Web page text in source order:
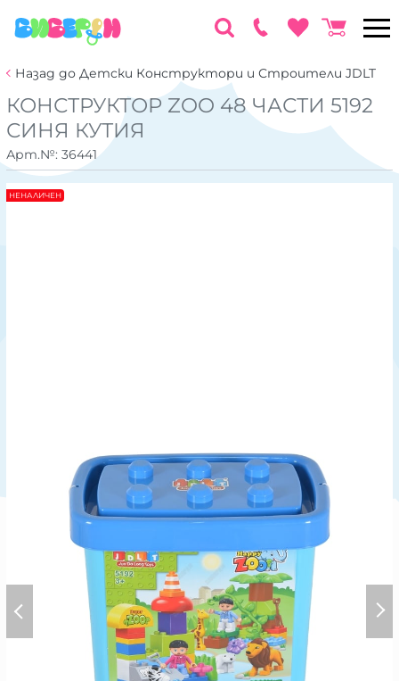
Назад до Детски Конструктори и Строители JDLT
КОНСТРУКТОР ZOO 48 ЧАСТИ 5192
СИНЯ КУТИЯ
Арт.№: 36441
НЕНАЛИЧЕН